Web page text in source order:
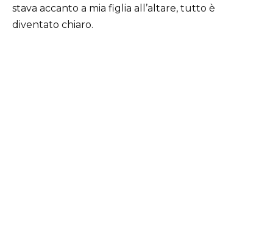
stava accanto a mia figlia all’altare, tutto è
diventato chiaro.